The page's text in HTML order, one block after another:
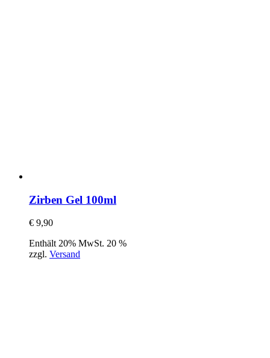
Zirben Gel 100ml
€ 9,90
Enthält 20% MwSt. 20 %
zzgl. Versand